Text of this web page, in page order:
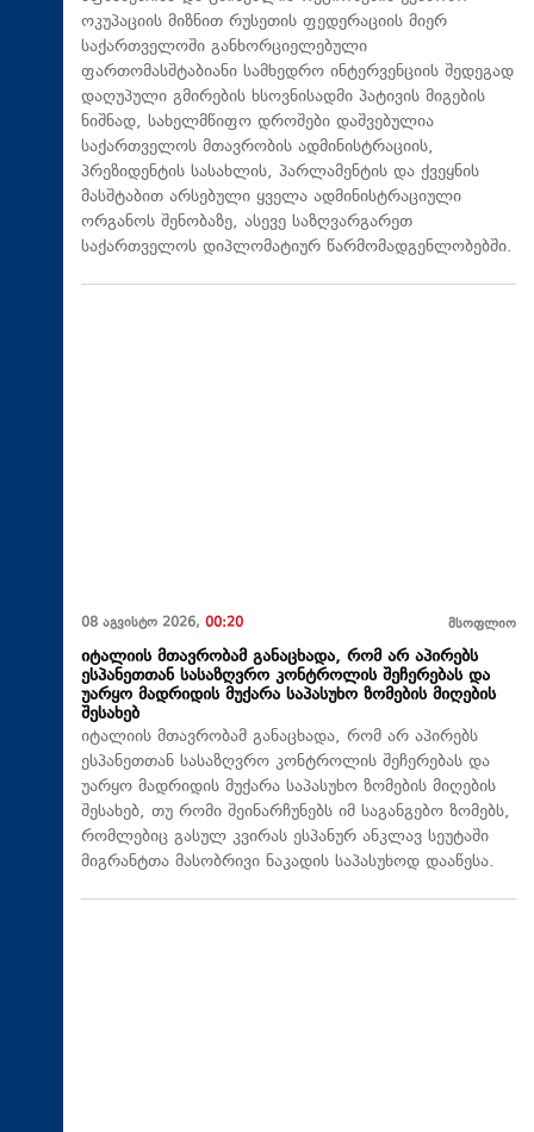
ოკუპაციის მიზნით რუსეთის ფედერაციის მიერ
საქართველოში განხორციელებული
ფართომასშტაბიანი სამხედრო ინტერვენციის შედეგად
დაღუპული გმირების ხსოვნისადმი პატივის მიგების
ნიშნად, სახელმწიფო დროშები დაშვებულია
საქართველოს მთავრობის ადმინისტრაციის,
პრეზიდენტის სასახლის, პარლამენტის და ქვეყნის
მასშტაბით არსებული ყველა ადმინისტრაციული
ორგანოს შენობაზე, ასევე საზღვარგარეთ
საქართველოს დიპლომატიურ წარმომადგენლობებში.
08 აგვისტო 2026, 00:20 მსოფლიო
იტალიის მთავრობამ განაცხადა, რომ არ აპირებს
ესპანეთთან სასაზღვრო კონტროლის შეჩერებას და
უარყო მადრიდის მუქარა საპასუხო ზომების მიღების
შესახებ
იტალიის მთავრობამ განაცხადა, რომ არ აპირებს
ესპანეთთან სასაზღვრო კონტროლის შეჩერებას და
უარყო მადრიდის მუქარა საპასუხო ზომების მიღების
შესახებ, თუ რომი შეინარჩუნებს იმ საგანგებო ზომებს,
რომლებიც გასულ კვირას ესპანურ ანკლავ სეუტაში
მიგრანტთა მასობრივი ნაკადის საპასუხოდ დააწესა.